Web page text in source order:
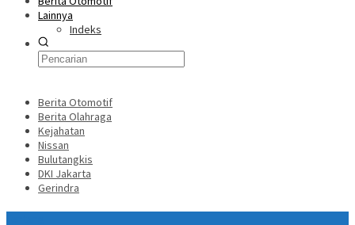
Lainnya
Indeks
Berita Otomotif
Berita Olahraga
Kejahatan
Nissan
Bulutangkis
DKI Jakarta
Gerindra